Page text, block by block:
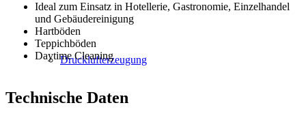
Drucklufterzeugung
Ideal zum Einsatz in Hotellerie, Gastronomie, Einzelhandel
und Gebäudereinigung
Hartböden
Teppichböden
Daytime Cleaning
Technische Daten